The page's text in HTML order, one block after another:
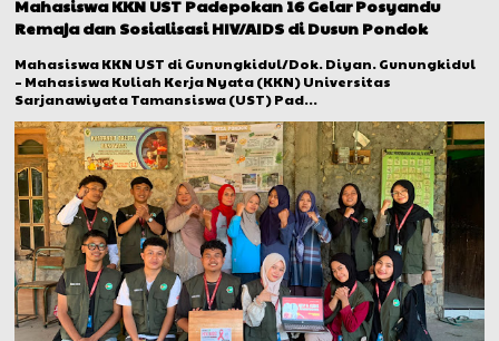
Mahasiswa KKN UST Padepokan 16 Gelar Posyandu
Remaja dan Sosialisasi HIV/AIDS di Dusun Pondok
Mahasiswa KKN UST di Gunungkidul/Dok. Diyan. Gunungkidul
– Mahasiswa Kuliah Kerja Nyata (KKN) Universitas
Sarjanawiyata Tamansiswa (UST) Pad...